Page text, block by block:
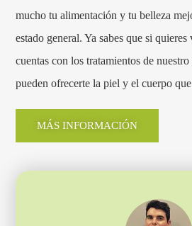
mucho tu alimentación y tu belleza
estado general. Ya sabes que si
cuentas con los tratamientos de
pueden ofrecerte la piel y el cuerpo
MÁS INFORMACIÓN